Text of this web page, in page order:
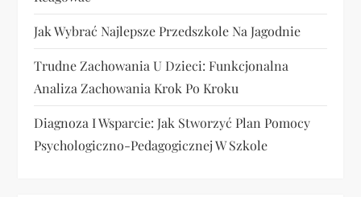
Jak Wybrać Najlepsze Przedszkole Na Jagodnie
Trudne Zachowania U Dzieci: Funkcjonalna
Analiza Zachowania Krok Po Kroku
Diagnoza I Wsparcie: Jak Stworzyć Plan Pomocy
Psychologiczno-Pedagogicznej W Szkole